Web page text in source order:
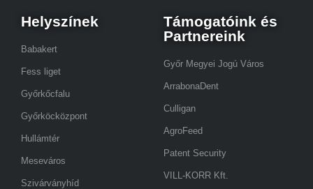
Helyszínek
Babakert
Fess liget
Győrkőcfalu
Győrköcközpont
Hullámtér
Meseváros
Szivárványhíd
Támogatóink és
Partnereink
Győr Megyei Jogú Város
ArrabonaDent
Culligan
AgroFeed
Patent Security
VILL-KORR Kft.